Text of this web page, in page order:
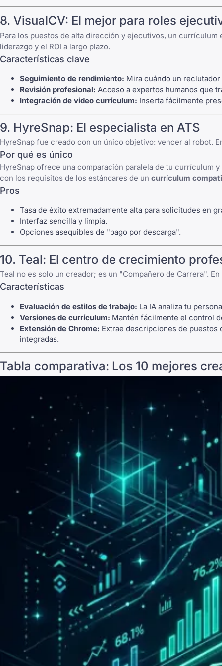
8. VisualCV: El mejor para roles
Para los puestos de alta dirección y ejecutivos, un
liderazgo y el ROI a largo plazo.
Características clave
Seguimiento de rendimiento: Mira cuándo un
Revisión profesional: Acceso a expertos humanos que
Integración de video currículum: Inserta fácilmente
9. HyreSnap: El especialista en ATS
HyreSnap fue creado con un único objetivo: vencer al robot.
Por qué es único
HyreSnap ofrece una comparación paralela de tu currículum
con los requisitos de los estándares de un currículum
Pros
Tasa de éxito extremadamente alta para solicitudes en
Interfaz sencilla y limpia.
Opciones asequibles de "pago por descarga".
10. Teal: El centro de crecimiento
Teal no es solo un creador; es un "Compañero de Carrera".
Características
Evaluación de estilos de trabajo: La IA analiza tu
Versiones de currículum: Mantén fácilmente el control
Extensión de Chrome: Extrae descripciones de puestos
integradas.
Tabla comparativa: Los 10 mejores